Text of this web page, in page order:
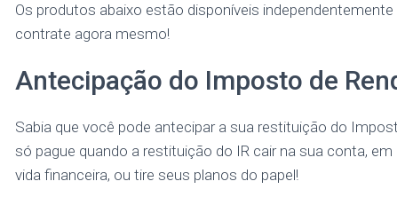
Os produtos abaixo estão disponíveis
contrate agora mesmo!
Antecipação do Imposto de
Sabia que você pode antecipar a sua restituição do
só pague quando a restituição do IR cair na sua conta,
vida financeira, ou tire seus planos do papel!